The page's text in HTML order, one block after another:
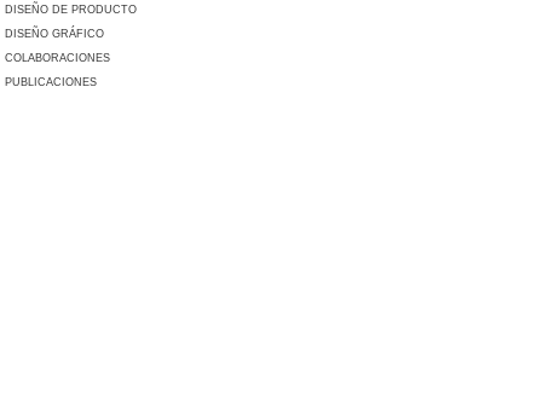
DISEÑO DE PRODUCTO
DISEÑO GRÁFICO
COLABORACIONES
PUBLICACIONES